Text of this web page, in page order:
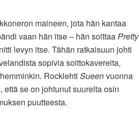
maineen, jota hän kantaa
vaan hän itse – hän soittaaPretty
levyn itse. Tähän ratkaisuun johti
sopivia soittokavereita,
Rocklehti Sueenvuonna
se on johtunut suurelta osin
puutteesta.